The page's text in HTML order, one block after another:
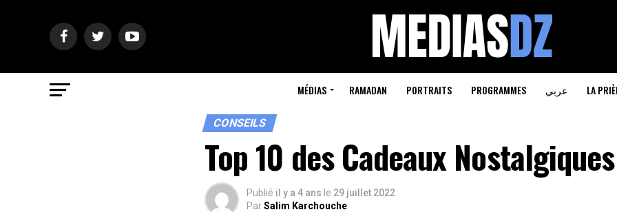
MÉDIAS RAMADAN PORTRAITS PROGRAMMES عربي LA
CONSEILS
Top 10 des Cadeaux Nostalgiques
Publié il y a 4 ans le 29 juillet 2022
ParSalim Karchouche